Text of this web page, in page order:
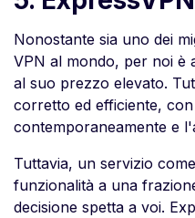
Nonostante sia uno dei
VPN al mondo, per noi è
al suo prezzo elevato.
corretto ed efficiente,
contemporaneamente e
Tuttavia, un servizio
funzionalità a una
decisione spetta a voi.